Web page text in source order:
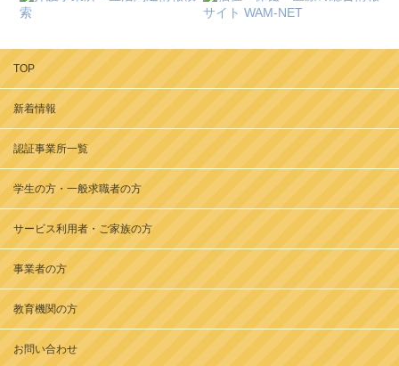
TOP
新着情報
認証事業所一覧
学生の方・一般求職者の方
サービス利用者・ご家族の方
事業者の方
教育機関の方
お問い合わせ